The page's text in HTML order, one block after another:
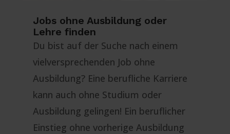
Jobs ohne Ausbildung oder
Lehre finden
Du bist auf der Suche nach einem
vielversprechenden Job ohne
Ausbildung? Eine berufliche Karriere
kann auch ohne Studium oder
Ausbildung gelingen! Ein beruflicher
Einstieg ohne vorherige Ausbildung